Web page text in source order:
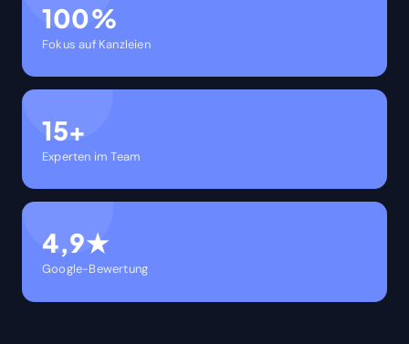
100%
Fokus auf Kanzleien
15+
Experten im Team
4,9★
Google-Bewertung